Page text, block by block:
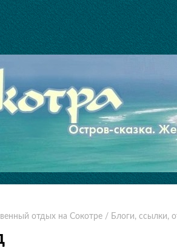
отдых на Сокотре / Блоги, ссылки,